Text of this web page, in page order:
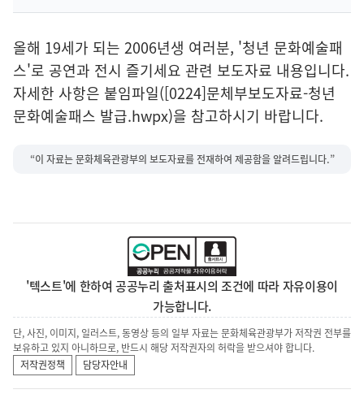
올해 19세가 되는 2006년생 여러분, '청년 문화예술패
스'로 공연과 전시 즐기세요 관련 보도자료 내용입니다.
자세한 사항은 붙임파일([0224]문체부보도자료-청년
문화예술패스 발급.hwpx)을 참고하시기 바랍니다.
“이 자료는 문화체육관광부의 보도자료를 전재하여 제공함을 알려드립니다.”
'텍스트'에 한하여 공공누리 출처표시의 조건에 따라 자유이용이
가능합니다.
단, 사진, 이미지, 일러스트, 동영상 등의 일부 자료는 문화체육관광부가 저작권 전부를
보유하고 있지 아니하므로, 반드시 해당 저작권자의 허락을 받으셔야 합니다.
저작권정책
담당자안내